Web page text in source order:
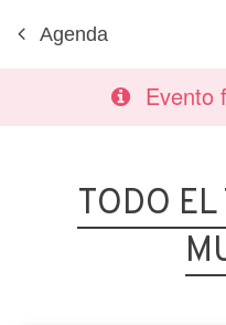
Agenda
Evento
TODO